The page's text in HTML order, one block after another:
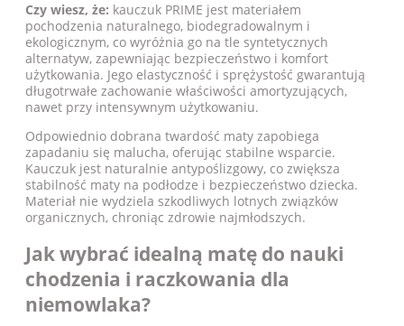
Czy wiesz, że: kauczuk PRIME jest materiałem
pochodzenia naturalnego, biodegradowalnym i
ekologicznym, co wyróżnia go na tle syntetycznych
alternatyw, zapewniając bezpieczeństwo i komfort
użytkowania. Jego elastyczność i sprężystość gwarantują
długotrwałe zachowanie właściwości amortyzujących,
nawet przy intensywnym użytkowaniu.
Odpowiednio dobrana twardość maty zapobiega
zapadaniu się malucha, oferując stabilne wsparcie.
Kauczuk jest naturalnie antypoślizgowy, co zwiększa
stabilność maty na podłodze i bezpieczeństwo dziecka.
Materiał nie wydziela szkodliwych lotnych związków
organicznych, chroniąc zdrowie najmłodszych.
Jak wybrać idealną matę do nauki
chodzenia i raczkowania dla
niemowlaka?